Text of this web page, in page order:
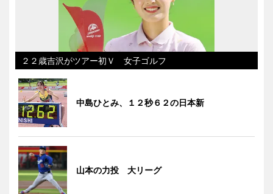
２２歳吉沢がツアー初Ｖ 女子ゴルフ
中島ひとみ、１２秒６２の日本新
山本の力投 大リーグ